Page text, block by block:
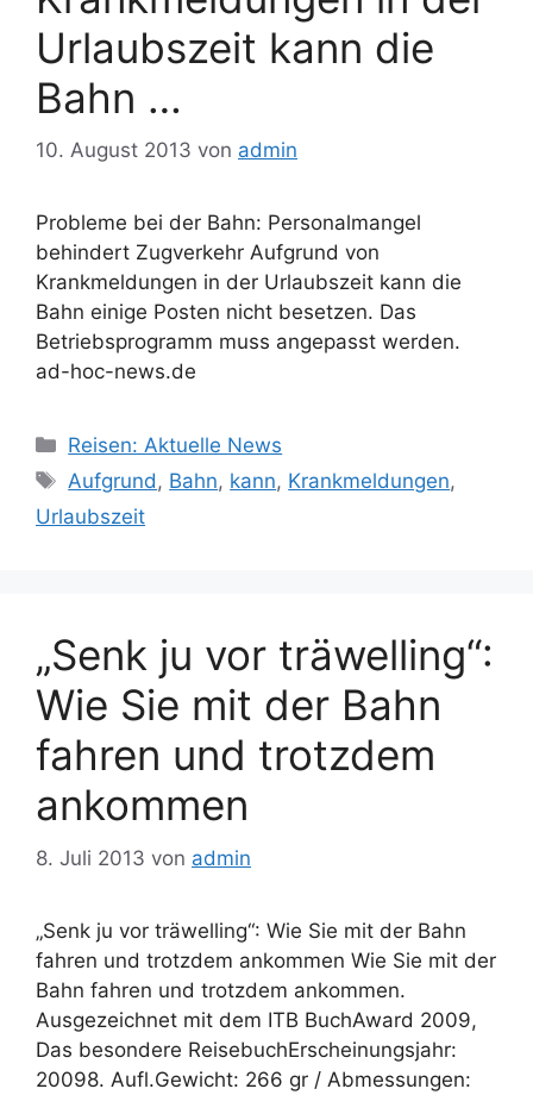
Urlaubszeit kann die
Bahn …
10. August 2013 von admin
Probleme bei der Bahn: Personalmangel
behindert Zugverkehr Aufgrund von
Krankmeldungen in der Urlaubszeit kann die
Bahn einige Posten nicht besetzen. Das
Betriebsprogramm muss angepasst werden.
ad-hoc-news.de
Kategorien
Reisen: Aktuelle News
Schlagwörter
Aufgrund, Bahn, kann, Krankmeldungen,
Urlaubszeit
„Senk ju vor träwelling“:
Wie Sie mit der Bahn
fahren und trotzdem
ankommen
8. Juli 2013 von admin
„Senk ju vor träwelling“: Wie Sie mit der Bahn
fahren und trotzdem ankommen Wie Sie mit der
Bahn fahren und trotzdem ankommen.
Ausgezeichnet mit dem ITB BuchAward 2009,
Das besondere ReisebuchErscheinungsjahr:
20098. Aufl.Gewicht: 266 gr / Abmessungen: